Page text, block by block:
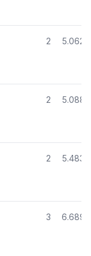
2 5.062
2 5.088
2 5.483
3 6.689